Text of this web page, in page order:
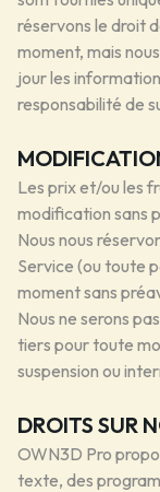
réservons le droit
moment, mais
jour les
responsabilité de
Les prix et/ou les
modification sans
Nous nous
Service (ou toute
moment sans
Nous ne serons
tiers pour toute
suspension ou
DROITS SUR
OWN3D Pro
texte, des